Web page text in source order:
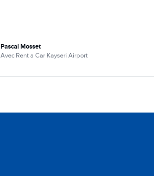
Pascal Mosset
Avec Rent a Car Kayseri Airport